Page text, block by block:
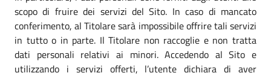
scopo di fruire dei servizi del Sito. In caso di mancato
conferimento, al Titolare sarà impossibile offrire tali servizi
in tutto o in parte. Il Titolare non raccoglie e non tratta
dati personali relativi ai minori. Accedendo al Sito e
utilizzando i servizi offerti, l’utente dichiara di aver